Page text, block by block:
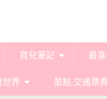
育兒筆記 最
世界 景點.交通票